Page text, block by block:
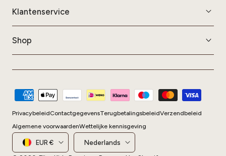
Klantenservice
Shop
Land/regio
EUR €
Taal
Nederlands
Betaalmethoden
PrivacybeleidContactgegevensTerugbetalingsbeleidVerzendbeleid
Algemene voorwaardenWettelijke kennisgeving